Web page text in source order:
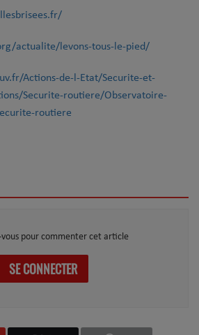
actualite/levons-tous-le-pied/
Actions-de-l-Etat/Securite-et-
Securite-routiere/Observatoire-
routiere
vous pour commenter cet article
SE CONNECTER